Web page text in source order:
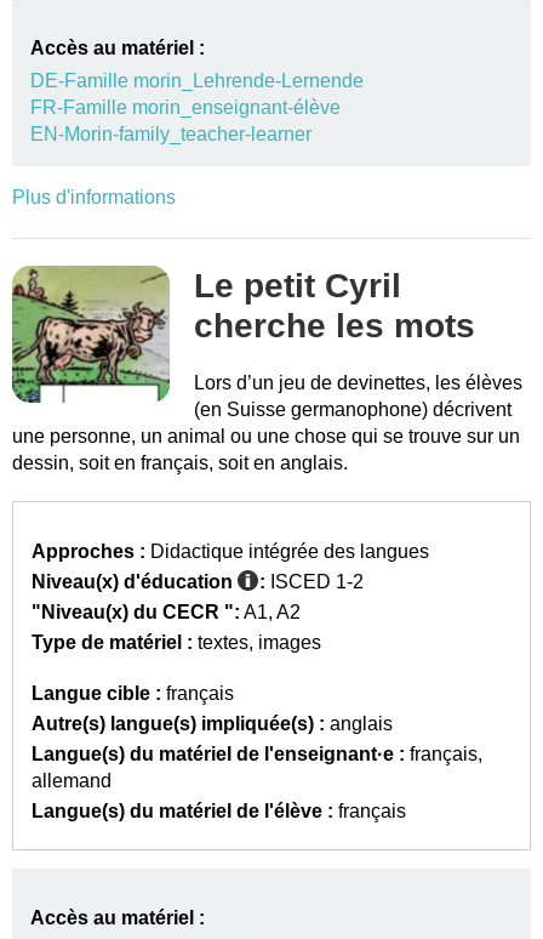
Accès au matériel :
DE-Famille morin_Lehrende-Lernende
FR-Famille morin_enseignant-élève
EN-Morin-family_teacher-learner
Plus d'informations
Le petit Cyril
cherche les mots
Lors d’un jeu de devinettes, les élèves
(en Suisse germanophone) décrivent
une personne, un animal ou une chose qui se trouve sur un
dessin, soit en français, soit en anglais.
Approches : Didactique intégrée des langues
Niveau(x) d'éducation
: ISCED 1-2
"Niveau(x) du CECR ": A1 A2
Type de matériel : textes images
Langue cible : français
Autre(s) langue(s) impliquée(s) : anglais
Langue(s) du matériel de l'enseignant·e : français
allemand
Langue(s) du matériel de l'élève : français
Accès au matériel :